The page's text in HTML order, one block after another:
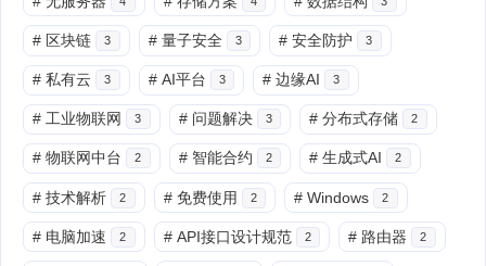
# 区块链 3 # 量子安全 3 # 安全防护 3
# 私有云 3 # AI平台 3 # 边缘AI 3
# 工业物联网 3 # 问题解决 3 # 分布式存储 2
# 物联网中台 2 # 智能合约 2 # 生成式AI 2
# 技术解析 2 # 免费使用 2 # Windows 2
# 电脑加速 2 # API接口设计规范 2 # 路由器 2